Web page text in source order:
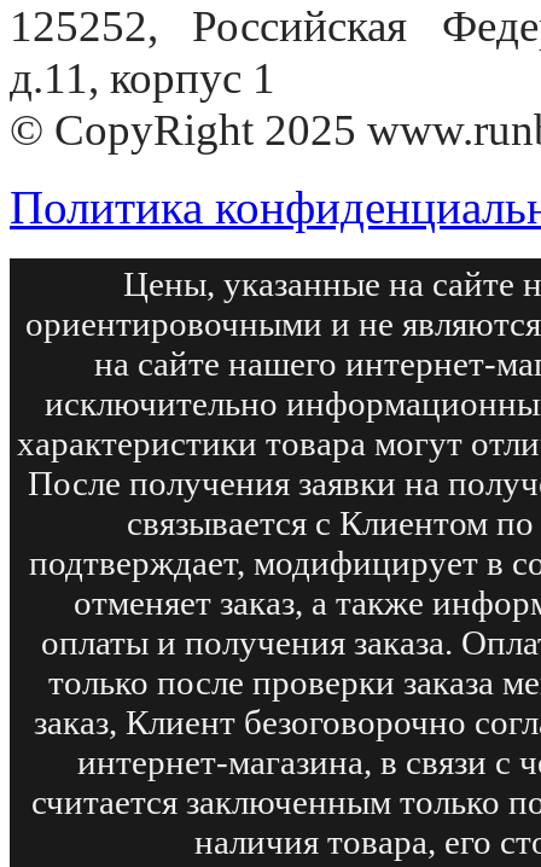
125252, Российская
д.11, корпус 1
© CopyRight 2025
Политика
Цены, указанные на сайте
ориентировочными и не
на сайте нашего интернет-
исключительно
характеристики товара могут
После получения заявки на
связывается с Клиентом
подтверждает, модифицирует в
отменяет заказ, а также
оплаты и получения заказа.
только после проверки заказа
заказ, Клиент безоговорочно
интернет-магазина, в связи
считается заключенным только
наличия товара, его